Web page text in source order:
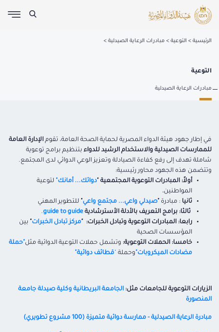
الرئيسية التوعية مبادرات الرعاية الصيدلية
التوعية
مبادرات الرعاية الصيدلية
في إطار جهود هيئة الدواء المصرية لحماية الصحة العامة، تقوم الإدارة العامة
للممارسات الصيدلية والاستخدام الرشيد للدواء بتنظيم برامج توعوية
شاملة تهدف إلى رفع كفاءة الصيادلة وتعزيز الوعي الدوائي لدى المجتمع.
وتتضمن هذه الجهود محاور رئيسية:
أولاً: المبادرات التوعوية المجتمعية "دوائك... أمانك" لتوعية
المواطنين،
ثانيا : مبادرة "صيدلي واعي... مجتمع واعي" للتطوير المهني
ثالثا: برامج التعريف بالأدلة الأسترشادية guide to guide
.
رابعا: المبادرات التوعوية وتبادل الخبرات: "مركز تبادل الخبرات" بين
المؤسسات الصحية
خامسا: الحملات التوعوية: وتشمل حملات التوعية الدوائية مثل"حملة
مضادات الميكروبات"وحملة قطائف دوائية"
الزيارات التوعوية للجامعات مثل: الجامعة البريطانية وكلية صيدلة جامعة
المنصورة
مبادرة الرعاية الصيدلية - ممارسة دوائية متميزة (100 مشروع تطويري)